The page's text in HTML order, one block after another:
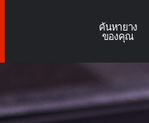
ค้นหายาง
ของคุณ